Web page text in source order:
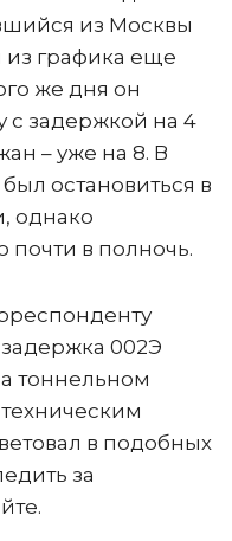
из Москвы
из графика еще
же дня он
с задержкой на 4
– уже на 8. В
остановиться в
однако
почти в полночь.
002Э
тоннельном
в подобных
за